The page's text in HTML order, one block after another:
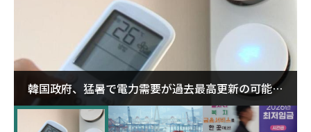
韓国政府、猛暑で電力需要が過去最高更新の可能性
に需給対応体制を点検